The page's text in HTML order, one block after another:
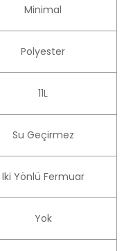
Minimal
Polyester
11L
Su Geçirmez
İki Yönlü Fermuar
Yok